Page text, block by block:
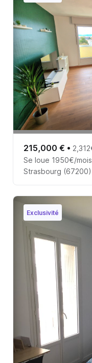
215,000 € •
Se loue 1950€/
Strasbourg (67200)
Exclusivité